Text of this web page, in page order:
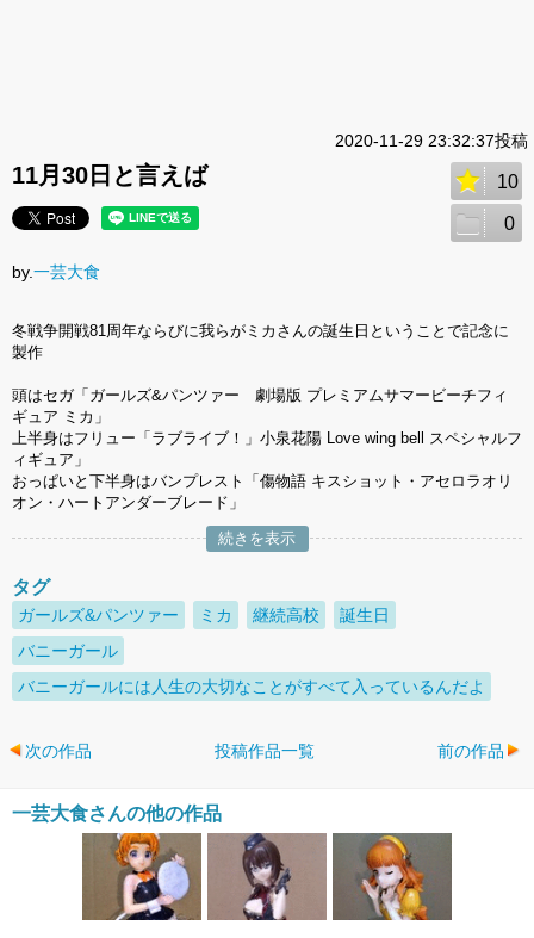
2020-11-29 23:32:37投稿
11月30日と言えば 10
0
by.一芸大食
冬戦争開戦81周年ならびに我らがミカさんの誕生日ということで記念に
製作
頭はセガ「ガールズ&パンツァー 劇場版 プレミアムサマービーチフィ
ギュア ミカ」
上半身はフリュー「ラブライブ！」小泉花陽 Love wing bell スペシャルフ
ィギュア」
おっぱいと下半身はバンプレスト「傷物語 キスショット・アセロラオリ
オン・ハートアンダーブレード」
続きを表示
タグ
ガールズ&パンツァー ミカ 継続高校
誕生日
バニーガール
バニーガールには人生の大切なことがすべて入っているんだよ
次の作品 投稿作品一覧 前の作品
一芸大食さんの他の作品